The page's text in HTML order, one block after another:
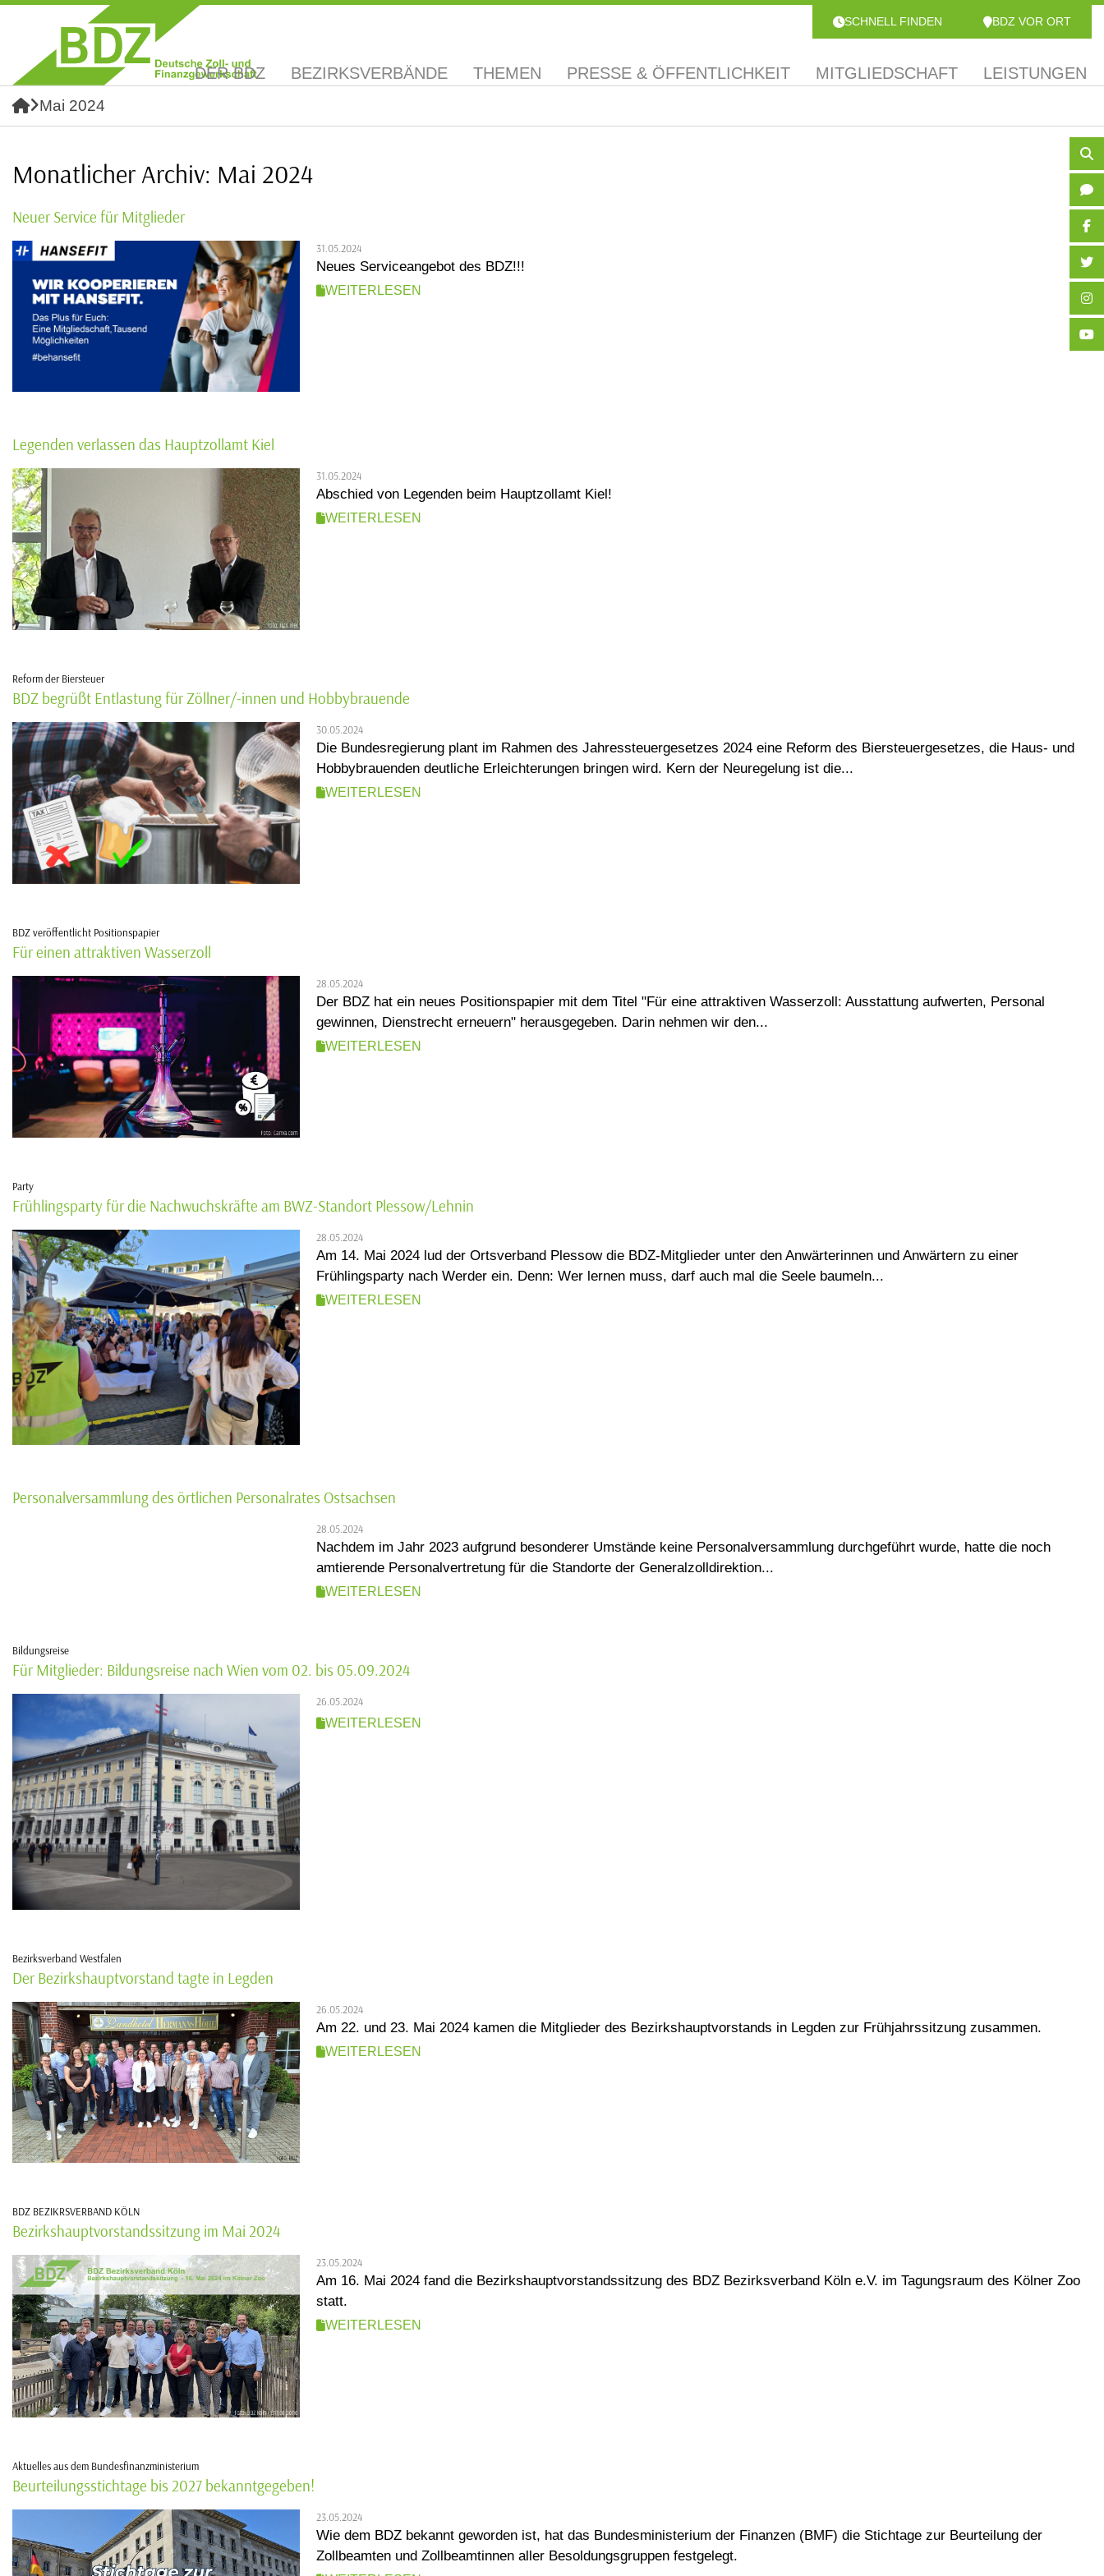
SCHNELL FINDEN BDZ VOR ORT
DER BDZ BEZIRKSVERBÄNDE THEMEN PRESSE & ÖFFENTLICHKEIT MITGLIEDSCHAFT LEISTUNGEN
Mai 2024
Monatlicher Archiv: Mai 2024
Neuer Service für Mitglieder
31.05.2024
Neues Serviceangebot des BDZ!!!
WEITERLESEN
Legenden verlassen das Hauptzollamt Kiel
31.05.2024
Abschied von Legenden beim Hauptzollamt Kiel!
WEITERLESEN
Reform der Biersteuer
BDZ begrüßt Entlastung für Zöllner/-innen und Hobbybrauende
30.05.2024
Die Bundesregierung plant im Rahmen des Jahressteuergesetzes 2024 eine Reform des Biersteuergesetzes, die Haus- und
Hobbybrauenden deutliche Erleichterungen bringen wird. Kern der Neuregelung ist die...
WEITERLESEN
BDZ veröffentlicht Positionspapier
Für einen attraktiven Wasserzoll
28.05.2024
Der BDZ hat ein neues Positionspapier mit dem Titel "Für eine attraktiven Wasserzoll: Ausstattung aufwerten, Personal
gewinnen, Dienstrecht erneuern" herausgegeben. Darin nehmen wir den...
WEITERLESEN
Party
Frühlingsparty für die Nachwuchskräfte am BWZ-Standort Plessow/Lehnin
28.05.2024
Am 14. Mai 2024 lud der Ortsverband Plessow die BDZ-Mitglieder unter den Anwärterinnen und Anwärtern zu einer
Frühlingsparty nach Werder ein. Denn: Wer lernen muss, darf auch mal die Seele baumeln...
WEITERLESEN
Personalversammlung des örtlichen Personalrates Ostsachsen
28.05.2024
Nachdem im Jahr 2023 aufgrund besonderer Umstände keine Personalversammlung durchgeführt wurde, hatte die noch
amtierende Personalvertretung für die Standorte der Generalzolldirektion...
WEITERLESEN
Bildungsreise
Für Mitglieder: Bildungsreise nach Wien vom 02. bis 05.09.2024
26.05.2024
WEITERLESEN
Bezirksverband Westfalen
Der Bezirkshauptvorstand tagte in Legden
26.05.2024
Am 22. und 23. Mai 2024 kamen die Mitglieder des Bezirkshauptvorstands in Legden zur Frühjahrssitzung zusammen.
WEITERLESEN
BDZ BEZIKRSVERBAND KÖLN
Bezirkshauptvorstandssitzung im Mai 2024
23.05.2024
Am 16. Mai 2024 fand die Bezirkshauptvorstandssitzung des BDZ Bezirksverband Köln e.V. im Tagungsraum des Kölner Zoo
statt.
WEITERLESEN
Aktuelles aus dem Bundesfinanzministerium
Beurteilungsstichtage bis 2027 bekanntgegeben!
23.05.2024
Wie dem BDZ bekannt geworden ist, hat das Bundesministerium der Finanzen (BMF) die Stichtage zur Beurteilung der
Zollbeamten und Zollbeamtinnen aller Besoldungsgruppen festgelegt.